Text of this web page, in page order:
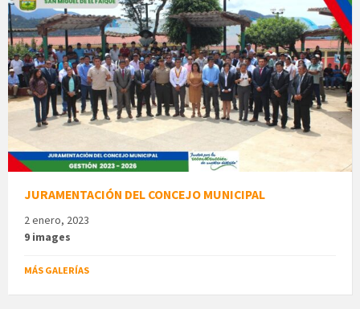
JURAMENTACIÓN DEL CONCEJO MUNICIPAL
2 enero, 2023
9 images
MÁS GALERÍAS